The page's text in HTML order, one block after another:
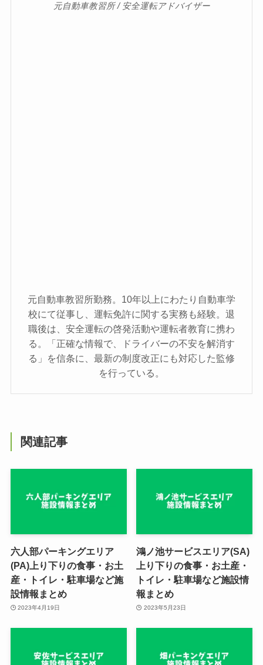
元自動車教習所 / 安全運転アドバイザー
元自動車教習所勤務。10年以上にわたり自動車学
校にて従事し、運転免許に関する実務も経験。退
職後は、安全運転の啓発活動や運転者教育に携わ
る。「正確な情報で、ドライバーの不安を解消す
る」を信条に、最新の制度改正にも対応した監修
を行っている。
関連記事
六人部パーキングエリア
(PA)上り下りの食事・お土
産・トイレ・駐車場など施
設情報まとめ
2023年4月19日
鴻ノ池サービスエリア(SA)
上り下りの食事・お土産・
トイレ・駐車場など施設情
報まとめ
2023年5月23日